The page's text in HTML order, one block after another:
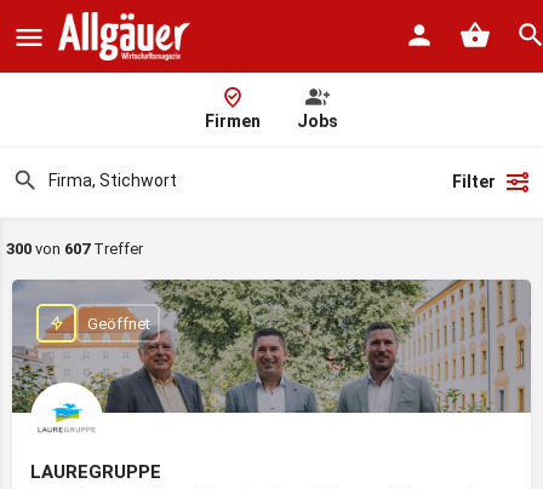
Firmen Jobs
Filter
300 von 607Treffer
LAUREGRUPPE
Geöffnet